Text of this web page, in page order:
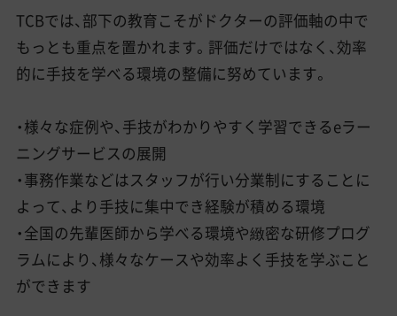
TCBでは、部下の教育こそがドクターの評価軸の中で
もっとも重点を置かれます。評価だけではなく、効率
的に手技を学べる環境の整備に努めています。
・様々な症例や、手技がわかりやすく学習できるeラー
ニングサービスの展開
・事務作業などはスタッフが行い分業制にすることに
よって、より手技に集中でき経験が積める環境
・全国の先輩医師から学べる環境や緻密な研修プログ
ラムにより、様々なケースや効率よく手技を学ぶこと
ができます